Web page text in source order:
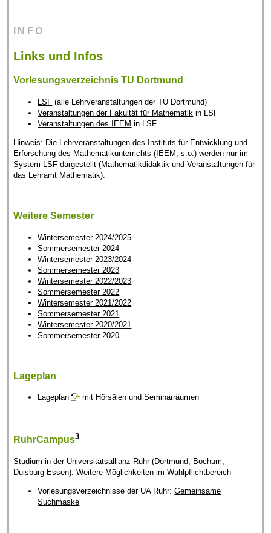
INFO
Links und Infos
Vorlesungsverzeichnis TU Dortmund
LSF (alle Lehrveranstaltungen der TU Dortmund)
Veranstaltungen der Fakultät für Mathematik in LSF
Veranstaltungen des IEEM in LSF
Hinweis: Die Lehrveranstaltungen des Instituts für Entwicklung und
Erforschung des Mathematikunterrichts (IEEM, s.o.) werden nur im
System LSF dargestellt (Mathematikdidaktik und Veranstaltungen für
das Lehramt Mathematik).
Weitere Semester
Wintersemester 2024/2025
Sommersemester 2024
Wintersemester 2023/2024
Sommersemester 2023
Wintersemester 2022/2023
Sommersemester 2022
Wintersemester 2021/2022
Sommersemester 2021
Wintersemester 2020/2021
Sommersemester 2020
Lageplan
Lageplan mit Hörsälen und Seminarräumen
RuhrCampus3
Studium in der Universitätsallianz Ruhr (Dortmund, Bochum,
Duisburg-Essen): Weitere Möglichkeiten im Wahlpflichtbereich
Vorlesungsverzeichnisse der UA Ruhr:Gemeinsame
Suchmaske